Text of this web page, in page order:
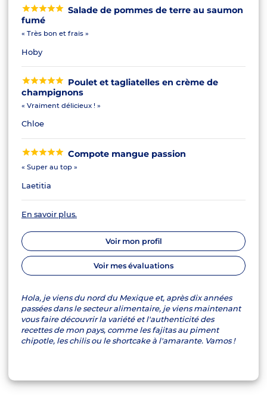
Salade de pommes de terre au saumon
fumé
« Très bon et frais »
Hoby
Poulet et tagliatelles en crème de
champignons
« Vraiment délicieux ! »
Chloe
Compote mangue passion
« Super au top »
Laetitia
En savoir plus.
Voir mon profil
Voir mes évaluations
Hola, je viens du nord du Mexique et, après dix années
passées dans le secteur alimentaire, je viens maintenant
vous faire découvrir la variété et l'authenticité des
recettes de mon pays, comme les fajitas au piment
chipotle, les chilis ou le shortcake à l'amarante. Vamos !